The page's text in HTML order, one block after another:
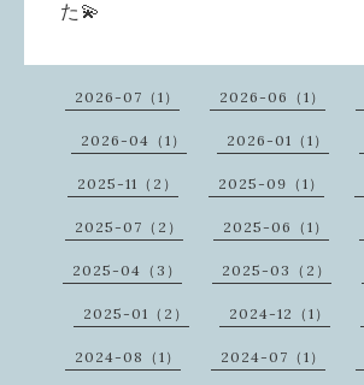
た💫
2026-07（1） 2026-06（1）
2026-04（1） 2026-01（1）
2025-11（2） 2025-09（1）
2025-07（2） 2025-06（1）
2025-04（3） 2025-03（2）
2025-01（2） 2024-12（1）
2024-08（1） 2024-07（1）